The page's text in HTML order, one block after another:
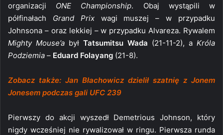
organizacji ONE Championship. Obaj wystąpili w
półfinałach Grand Prixwagi muszej – w przypadku
Johnsona – oraz lekkiej – w przypadku Alvareza. Rywalem
Mighty Mouse’a był Tatsumitsu Wada (21-11-2), a Króla
Podziemia – Eduard Folayang (21-8).
Zobacz także: Jan Błachowicz dzielił szatnię z Jonem
Jonesem podczas gali UFC 239
Pierwszy do akcji wyszedł Demetrious Johnson, który
nigdy wcześniej nie rywalizował w ringu. Pierwsza runda